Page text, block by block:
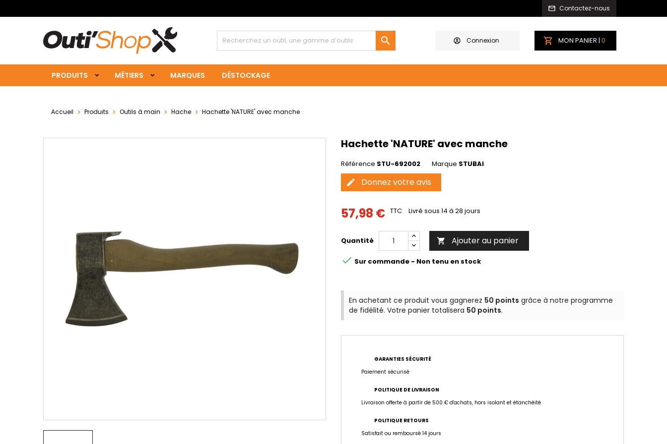
Contactez-nous
 Connexion MON PANIER | 0
PRODUITS MÉTIERS MARQUES DÉSTOCKAGE
Accueil Produits Outils à main Hache Hachette 'NATURE' avec manche
Hachette 'NATURE' avec manche
Référence STU-692002 Marque STUBAI
edit Donnez votre avis
57,98 € TTC Livré sous 14 à 28 jours
Quantité  Ajouter au panier
 Sur commande - Non tenu en stock
En achetant ce produit vous gagnerez 50 points grâce à notre programme
de fidélité. Votre panier totalisera 50 points.
GARANTIES SÉCURITÉ
Paiement sécurisé
POLITIQUE DE LIVRAISON
Livraison offerte à partir de 500 € d'achats, hors isolant et étanchéité
POLITIQUE RETOURS
Satisfait ou remboursé 14 jours